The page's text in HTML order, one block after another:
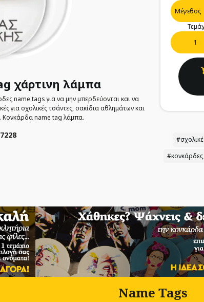
χάρτινη λάμπα
name tags για να μην μπερδεύονται και να
για σχολικές τσάντες, σακίδια αθλημάτων και
Κονκάρδα name tag λάμπα.
Name Tags